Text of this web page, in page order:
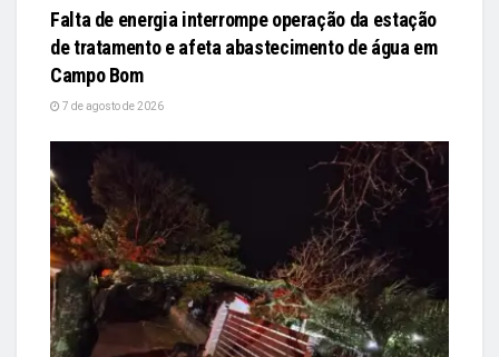
Falta de energia interrompe operação da estação
de tratamento e afeta abastecimento de água em
Campo Bom
7 de agosto de 2026